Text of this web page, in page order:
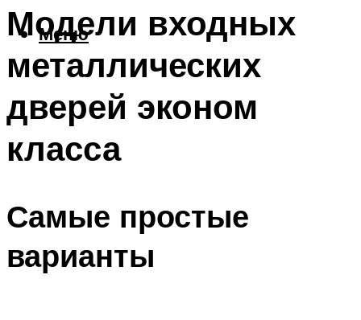
Меню
Модели входных
металлических
дверей эконом
класса
Самые простые
варианты